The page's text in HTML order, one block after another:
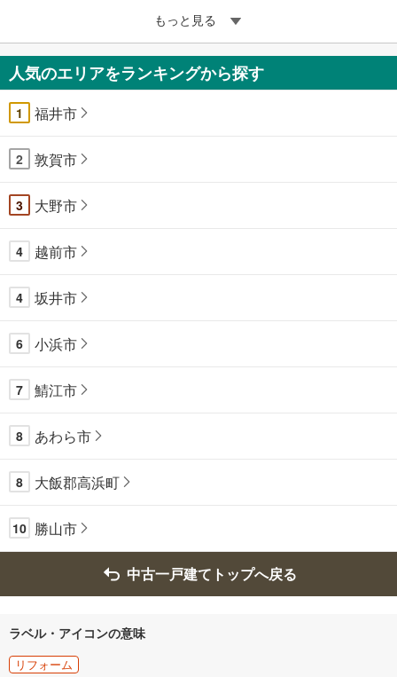
もっと見る
人気のエリアをランキングから探す
1 福井市
2 敦賀市
3 大野市
4 越前市
4 坂井市
6 小浜市
7 鯖江市
8 あわら市
8 大飯郡高浜町
10 勝山市
中古一戸建てトップへ戻る
ラベル・アイコンの意味
リフォーム